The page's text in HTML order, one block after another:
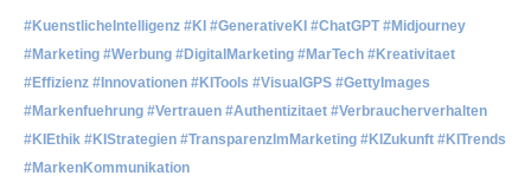
#KuenstlicheIntelligenz #KI #GenerativeKI #ChatGPT #Midjourney
#Marketing #Werbung #DigitalMarketing #MarTech #Kreativitaet
#Effizienz #Innovationen #KITools #VisualGPS #GettyImages
#Markenfuehrung #Vertrauen #Authentizitaet #Verbraucherverhalten
#KIEthik #KIStrategien #TransparenzImMarketing #KIZukunft #KITrends
#MarkenKommunikation